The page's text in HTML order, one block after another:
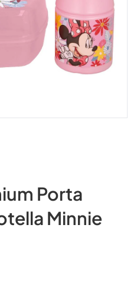
Porta
Minnie